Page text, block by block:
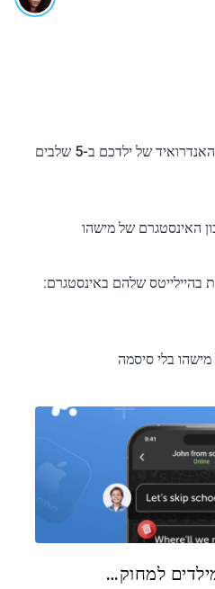
כיצד להתקין את mSpy בטלפון האנדרואיד של ילדכם ב-5 שלבים
בהיילייטס שלהם באינסטגרם:
זה